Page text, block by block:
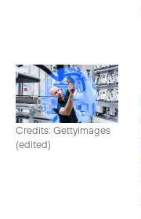
Credits: Gettyimages
(edited)